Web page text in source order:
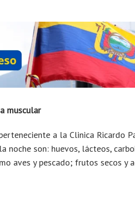
muscular
a la Clinica Ricardo
noche son: huevos, lácteos,
aves y pescado; frutos secos y